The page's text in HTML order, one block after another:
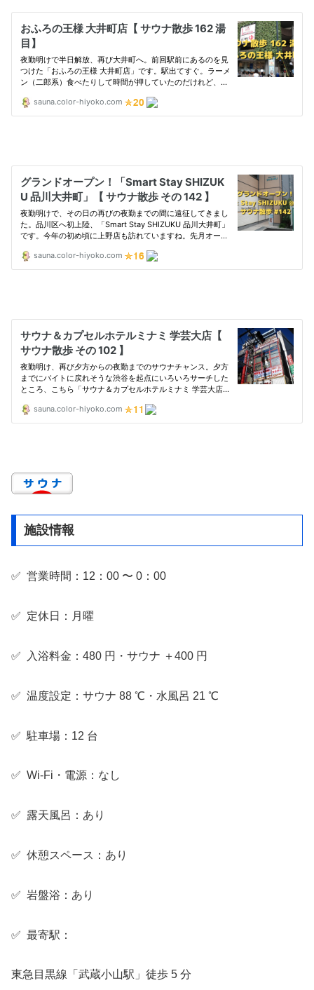
施設情報
✅ 営業時間：12：00 〜 0：00
✅ 定休日：月曜
✅ 入浴料金：480 円・サウナ ＋400 円
✅ 温度設定：サウナ 88 ℃・水風呂 21 ℃
✅ 駐車場：12 台
✅ Wi-Fi・電源：なし
✅ 露天風呂：あり
✅ 休憩スペース：あり
✅ 岩盤浴：あり
✅ 最寄駅：
東急目黒線「武蔵小山駅」徒歩 5 分